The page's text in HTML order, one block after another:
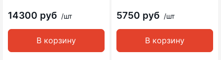
14300 руб /шт
В корзину
5750 руб /шт
В корзину